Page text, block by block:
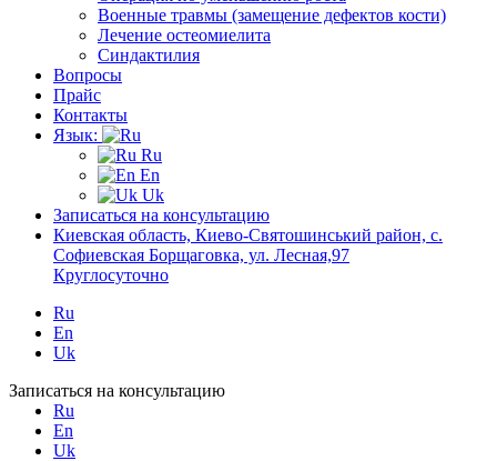
Военные травмы (замещение дефектов кости)
Лечение остеомиелита
Синдактилия
Вопросы
Прайс
Контакты
Язык:
Ru
En
Uk
Записаться на консультацию
Киевская область, Киево-Святошинський район, с.
Софиевская Борщаговка, ул. Лесная,97
Круглосуточно
Ru
En
Uk
Записаться на консультацию
Ru
En
Uk